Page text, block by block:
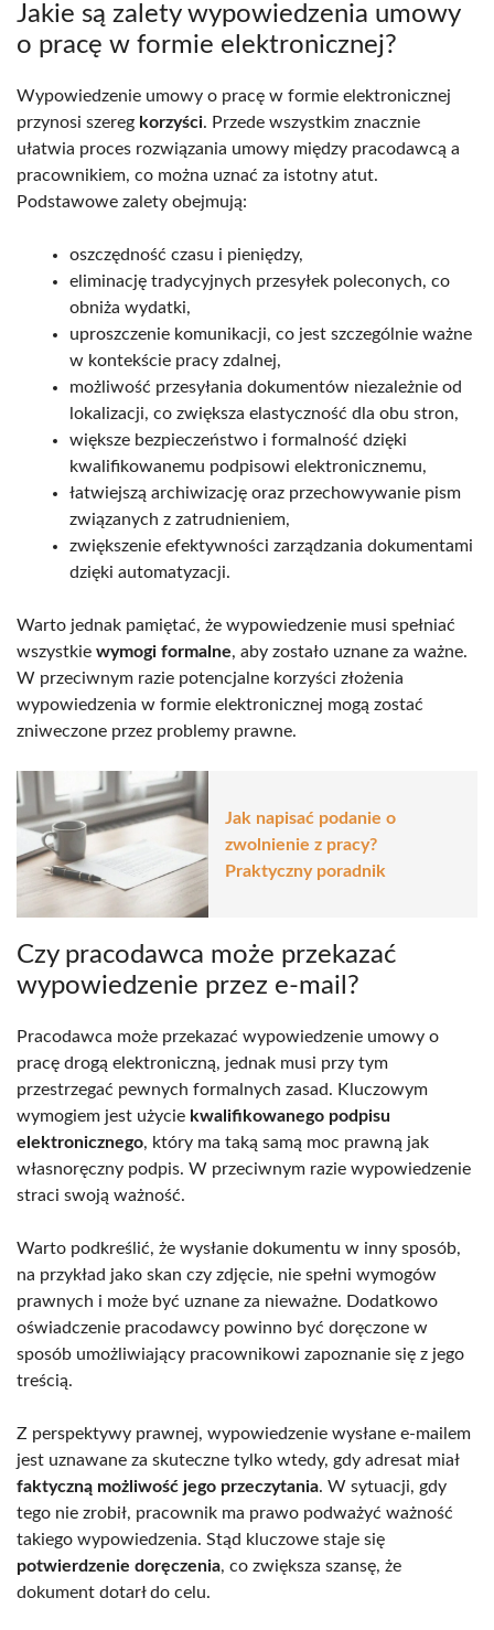
Jakie są zalety wypowiedzenia umowy
o pracę w formie elektronicznej?
Wypowiedzenie umowy o pracę w formie elektronicznej
przynosi szereg korzyści. Przede wszystkim znacznie
ułatwia proces rozwiązania umowy między pracodawcą a
pracownikiem, co można uznać za istotny atut.
Podstawowe zalety obejmują:
oszczędność czasu i pieniędzy,
eliminację tradycyjnych przesyłek poleconych, co
obniża wydatki,
uproszczenie komunikacji, co jest szczególnie ważne
w kontekście pracy zdalnej,
możliwość przesyłania dokumentów niezależnie od
lokalizacji, co zwiększa elastyczność dla obu stron,
większe bezpieczeństwo i formalność dzięki
kwalifikowanemu podpisowi elektronicznemu,
łatwiejszą archiwizację oraz przechowywanie pism
związanych z zatrudnieniem,
zwiększenie efektywności zarządzania dokumentami
dzięki automatyzacji.
Warto jednak pamiętać, że wypowiedzenie musi spełniać
wszystkie wymogi formalne, aby zostało uznane za ważne.
W przeciwnym razie potencjalne korzyści złożenia
wypowiedzenia w formie elektronicznej mogą zostać
zniweczone przez problemy prawne.
Jak napisać podanie o
zwolnienie z pracy?
Praktyczny poradnik
Czy pracodawca może przekazać
wypowiedzenie przez e-mail?
Pracodawca może przekazać wypowiedzenie umowy o
pracę drogą elektroniczną, jednak musi przy tym
przestrzegać pewnych formalnych zasad. Kluczowym
wymogiem jest użycie kwalifikowanego podpisu
elektronicznego, który ma taką samą moc prawną jak
własnoręczny podpis. W przeciwnym razie wypowiedzenie
straci swoją ważność.
Warto podkreślić, że wysłanie dokumentu w inny sposób,
na przykład jako skan czy zdjęcie, nie spełni wymogów
prawnych i może być uznane za nieważne. Dodatkowo
oświadczenie pracodawcy powinno być doręczone w
sposób umożliwiający pracownikowi zapoznanie się z jego
treścią.
Z perspektywy prawnej, wypowiedzenie wysłane e-mailem
jest uznawane za skuteczne tylko wtedy, gdy adresat miał
faktyczną możliwość jego przeczytania. W sytuacji, gdy
tego nie zrobił, pracownik ma prawo podważyć ważność
takiego wypowiedzenia. Stąd kluczowe staje się
potwierdzenie doręczenia, co zwiększa szansę, że
dokument dotarł do celu.